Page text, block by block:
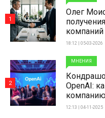
Олег
компаний
18:12 | 05-03-2026
1
МНЕНИЯ
OpenAI:
12:13 | 04-11-2025
2